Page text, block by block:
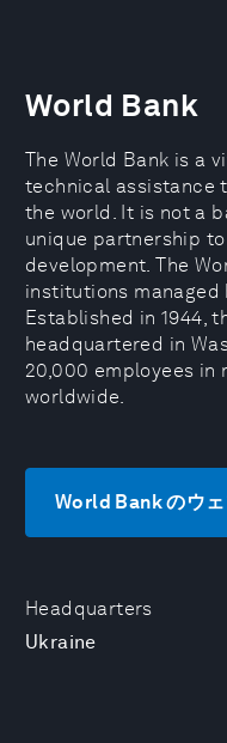
Headquarters
Ukraine
World Bank
The World Bank is a
technical assistance
the world. It is not a
unique partnership
development. The
institutions managed
Established in 1944,
headquartered in
20,000 employees in
worldwide.
World Bank のウ